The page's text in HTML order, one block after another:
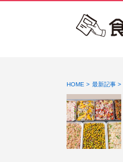
HOME 最新記事